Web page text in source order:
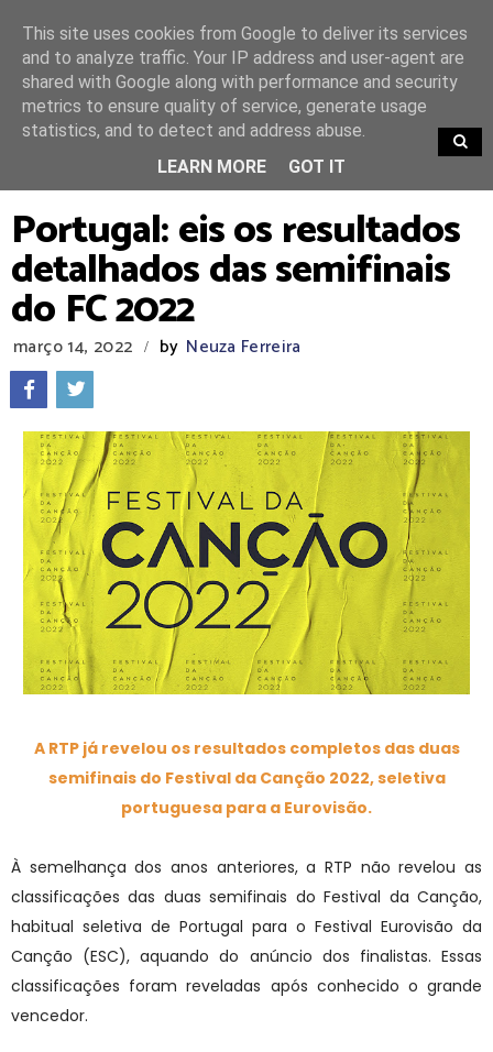
TRENDING
Portugal: eis os resultados
detalhados das semifinais
do FC 2022
março 14, 2022 / by Neuza Ferreira
A RTP já revelou os resultados completos das duas
semifinais do Festival da Canção 2022, seletiva
portuguesa para a Eurovisão.
À semelhança dos anos anteriores, a RTP não revelou as
classificações das duas semifinais do Festival da Canção,
habitual seletiva de Portugal para o Festival Eurovisão da
Canção (ESC), aquando do anúncio dos finalistas. Essas
classificações foram reveladas após conhecido o grande
vencedor.
This site uses cookies from Google to deliver its services
and to analyze traffic. Your IP address and user-agent are
shared with Google along with performance and security
metrics to ensure quality of service, generate usage
statistics, and to detect and address abuse.
LEARN MORE
GOT IT